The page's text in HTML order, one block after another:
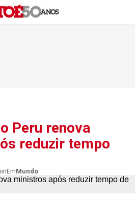
Peru renova
reduzir tempo
EmMundo